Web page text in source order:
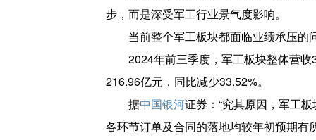
步，而是深受军工行业景气度影响。
当前整个军工板块都面临业绩承压的
2024年前三季度，军工板块整体营
216.96亿元，同比减少33.52%。
据中国银河证券：“究其原因，军工
各环节订单及合同的落地均较年初预期有